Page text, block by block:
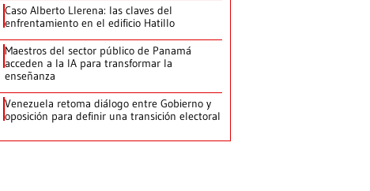
Caso Alberto Llerena: las claves del
enfrentamiento en el edificio Hatillo
Maestros del sector público de Panamá
acceden a la IA para transformar la
enseñanza
Venezuela retoma diálogo entre Gobierno y
oposición para definir una transición electoral